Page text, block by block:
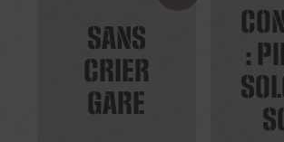
SANS
CRIER
GARE
: